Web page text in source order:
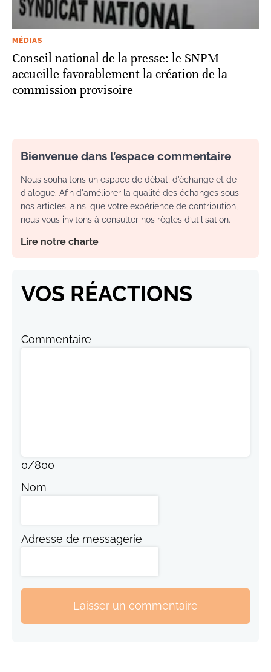
MÉDIAS
Conseil national de la presse: le SNPM
accueille favorablement la création de la
commission provisoire
Bienvenue dans l’espace commentaire
Nous souhaitons un espace de débat, d’échange et de
dialogue. Afin d'améliorer la qualité des échanges sous
nos articles, ainsi que votre expérience de contribution,
nous vous invitons à consulter nos règles d’utilisation.
Lire notre charte
VOS RÉACTIONS
Commentaire
0/800
Nom
Adresse de messagerie
Laisser un commentaire